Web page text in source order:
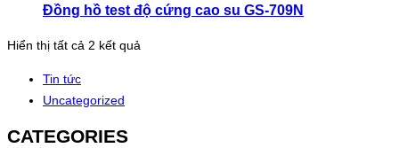
Đồng hồ test độ cứng cao su GS-709N
Hiển thị tất cả 2 kết quả
Tin tức
Uncategorized
CATEGORIES